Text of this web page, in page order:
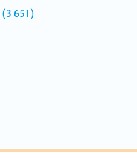
(3 651)